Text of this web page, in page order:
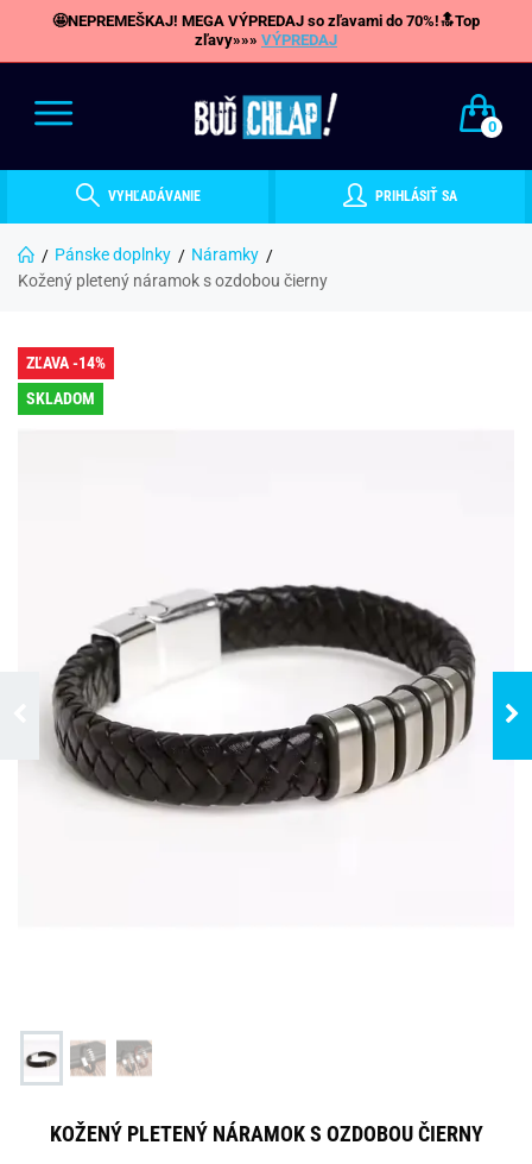
🤩NEPREMEŠKAJ! MEGA VÝPREDAJ so zľavami do 70%!🔝Top
zľavy»»» VÝPREDAJ
0
VYHĽADÁVANIE PRIHLÁSIŤ SA
Pánske doplnky
Náramky
Kožený pletený náramok s ozdobou čierny
ZĽAVA -14%
SKLADOM
KOŽENÝ PLETENÝ NÁRAMOK S OZDOBOU ČIERNY